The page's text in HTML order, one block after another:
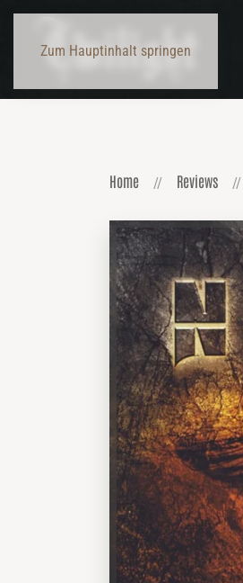
Zum Hauptinhalt springen
Home Reviews